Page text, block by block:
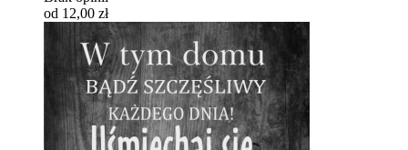
od 12,00 zł